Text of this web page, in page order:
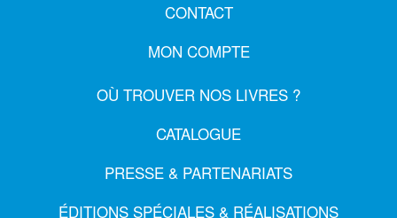
CONTACT
MON COMPTE
OÙ TROUVER NOS LIVRES ?
CATALOGUE
PRESSE & PARTENARIATS
ÉDITIONS SPÉCIALES & RÉALISATIONS